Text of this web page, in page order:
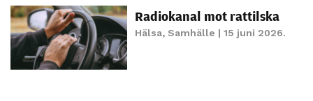
Radiokanal mot rattilska
Hälsa, Samhälle | 15 juni 2026.